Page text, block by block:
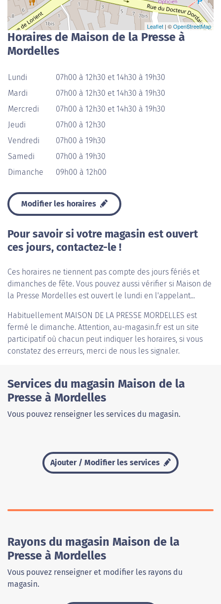
Leaflet | ©OpenStreetMap
Horaires de Maison de la Presse à
Mordelles
Lundi
07h00 à 12h30 et 14h30 à 19h30
Mardi
07h00 à 12h30 et 14h30 à 19h30
Mercredi
07h00 à 12h30 et 14h30 à 19h30
Jeudi
07h00 à 12h30
Vendredi
07h00 à 19h30
Samedi
07h00 à 19h30
Dimanche
09h00 à 12h00
Modifier les horaires
Pour savoir si votre magasin est ouvert
ces jours, contactez-le !
Ces horaires ne tiennent pas compte des jours fériés et
dimanches de fête. Vous pouvez aussi vérifier si Maison de
la Presse Mordelles est ouvert le lundi en l'appelant...
Habituellement MAISON DE LA PRESSE MORDELLES est
fermé le dimanche. Attention, au-magasin.fr est un site
participatif où chacun peut indiquer les horaires, si vous
constatez des erreurs, merci de nous les signaler.
Services du magasin Maison de la
Presse à Mordelles
Vous pouvez renseigner les services du magasin.
Ajouter / Modifier les services
Rayons du magasin Maison de la
Presse à Mordelles
Vous pouvez renseigner et modifier les rayons du
magasin.